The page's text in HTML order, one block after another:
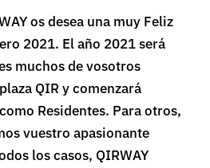
os desea una muy Feliz
2021. El año 2021 será
muchos de vosotros
QIR y comenzará
Residentes. Para otros,
vuestro apasionante
los casos, QIRWAY